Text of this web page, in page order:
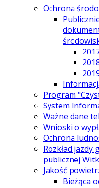
Ochrona
2018
2019
Program
System
Ważne dane
Wnioski o
Ochrona
Rozkład
publicznej
Jakość
Bieżąca